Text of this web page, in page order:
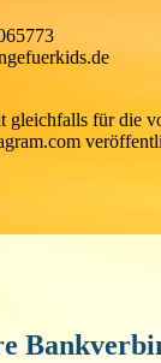
gleichfalls für die